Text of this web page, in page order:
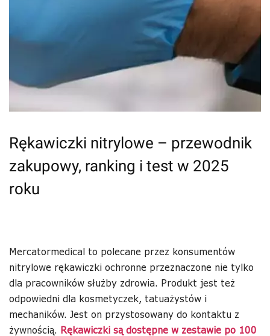
Rękawiczki nitrylowe – przewodnik
zakupowy, ranking i test w 2025
roku
Mercatormedical to polecane przez konsumentów
nitrylowe rękawiczki ochronne przeznaczone nie tylko
dla pracowników służby zdrowia. Produkt jest też
odpowiedni dla kosmetyczek, tatuażystów i
mechaników. Jest on przystosowany do kontaktu z
żywnością. Rękawiczki są dostępne w zestawie po 100